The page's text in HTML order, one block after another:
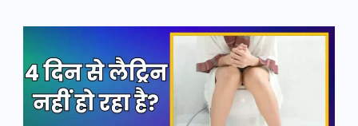
4
दिन
से
लैट्रिन